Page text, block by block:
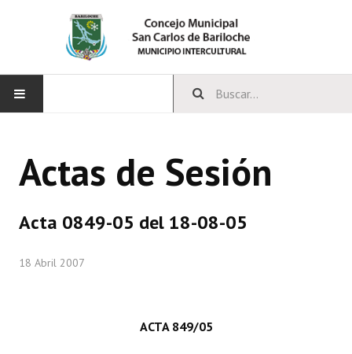
CONCEJO
Actas de Sesión
Acta 0849-05 del 18-08-05
18 Abril 2007
ACTA 849/05